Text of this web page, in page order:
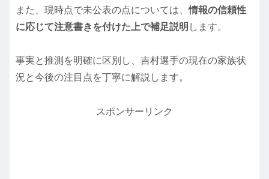
また、現時点で未公表の点については、情報の信頼性
に応じて注意書きを付けた上で補足説明 します。
事実と推測を明確に区別し、吉村選手の現在の家族状
況と今後の注目点を丁寧に解説します。
スポンサーリンク